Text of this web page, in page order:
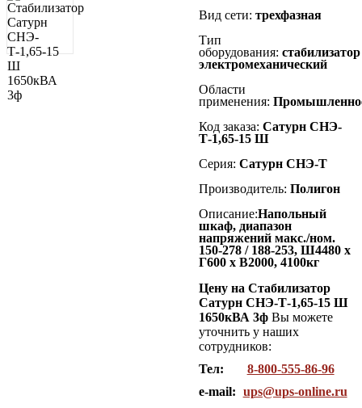
Вид сети: трехфазная
Тип
оборудования: стабилизатор
электромеханический
Области
применения:
Код заказа: Сатурн СНЭ-
Т-1,65-15 Ш
Серия: Сатурн СНЭ-Т
Производитель: Полигон
Описание:Напольный
шкаф, диапазон
напряжений макс./ном.
150-278 / 188-253, Ш4480 x
Г600 x В2000, 4100кг
Цену на Стабилизатор
Сатурн СНЭ-Т-1,65-15 Ш
1650кВА 3ф Вы можете
уточнить у наших
сотрудников:
Тел:
8-800-555-86-96
e-mail: ups@ups-online.ru